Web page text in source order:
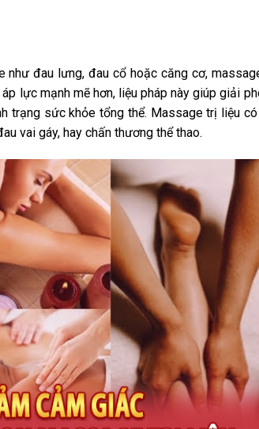
đau lưng, đau cổ hoặc căng cơ,
lực mạnh mẽ hơn, liệu pháp này giúp giải
trạng sức khỏe tổng thể. Massage trị liệu
vai gáy, hay chấn thương thể thao.